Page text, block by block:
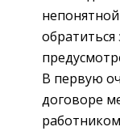
В первую
договоре